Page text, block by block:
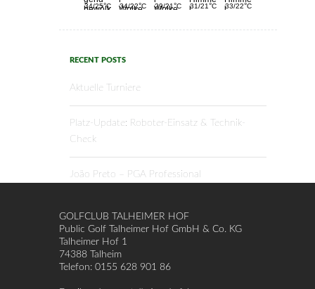
34/25°C 34/22°C 29/21°C 31/21°C 33/22°C
RECENT POSTS
Aktuelle Turniere
Platz-Update: Roboter-Einsatz & Technik-
Check
João Preto – PGA Professional
GOLFCLUB TALHEIMER HOF
Public Golf Talheimer Hof GmbH & Co. KG
Talheimer Hof 1
74388 Talheim
Telefon: 0155 628 901 86